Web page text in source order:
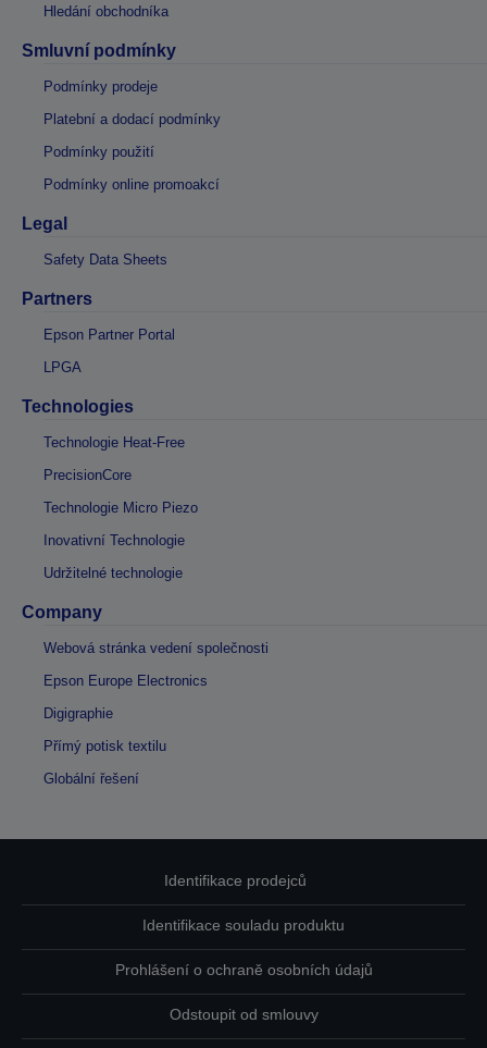
Hledání obchodníka
Smluvní podmínky
Podmínky prodeje
Platební a dodací podmínky
Podmínky použití
Podmínky online promoakcí
Legal
Safety Data Sheets
Partners
Epson Partner Portal
LPGA
Technologies
Technologie Heat-Free
PrecisionCore
Technologie Micro Piezo
Inovativní Technologie
Udržitelné technologie
Company
Webová stránka vedení společnosti
Epson Europe Electronics
Digigraphie
Přímý potisk textilu
Globální řešení
Identifikace prodejců
Identifikace souladu produktu
Prohlášení o ochraně osobních údajů
Odstoupit od smlouvy